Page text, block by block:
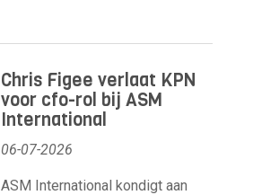
Chris Figee verlaat KPN
voor cfo-rol bij ASM
International
06-07-2026
ASM International kondigt aan